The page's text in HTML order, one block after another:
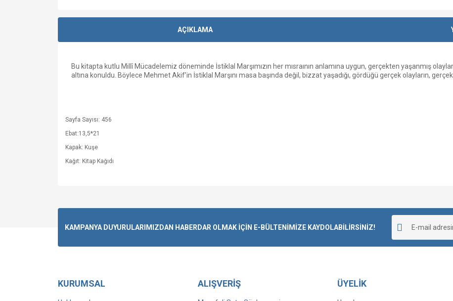
AÇIKLAMA
Bu kitapta kutlu Millî Mücadelemiz döneminde İstiklal Marşımızın her mısraının anlamına uygun, gerçekten yaşanmış
altına konuldu. Böylece Mehmet Akif’in İstiklal Marşını masa başında değil, bizzat yaşadığı, gördüğü gerçek olayların,
Sayfa Sayısı: 456
Ebat:13,5*21
Kapak: Kuşe
Kağıt: Kitap Kağıdı
KAMPANYA DUYURULARIMIZDAN HABERDAR OLMAK İÇİN E-BÜLTENİMİZE KAYDOLABİLİRSİNİZ!
KURUMSAL ALIŞVERİŞ ÜYELİK